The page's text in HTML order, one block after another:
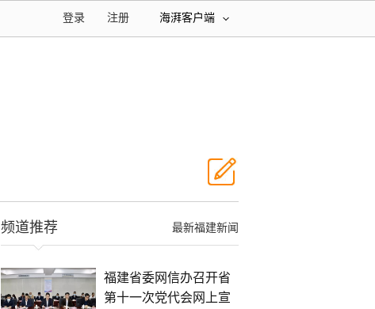
海湃客户端
注册
登录
最新福建新闻
频道推荐
福建省委网信办召开省
第十一次党代会网上宣